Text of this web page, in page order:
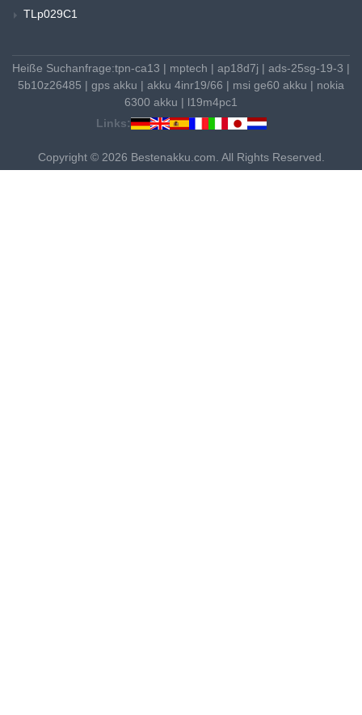
TLp029C1
Heiße Suchanfrage:tpn-ca13 | mptech | ap18d7j | ads-25sg-19-3 |
5b10z26485 | gps akku | akku 4inr19/66 | msi ge60 akku | nokia
6300 akku | l19m4pc1
Links:
Copyright © 2026 Bestenakku.com. All Rights Reserved.